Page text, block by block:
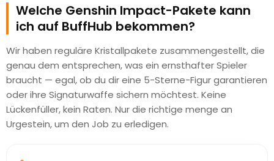
Welche Genshin Impact-Pakete kann
ich auf BuffHub bekommen?
Wir haben reguläre Kristallpakete zusammengestellt, die
genau dem entsprechen, was ein ernsthafter Spieler
braucht — egal, ob du dir eine 5-Sterne-Figur garantieren
oder ihre Signaturwaffe sichern möchtest. Keine
Lückenfüller, kein Raten. Nur die richtige menge an
Urgestein, um den Job zu erledigen.